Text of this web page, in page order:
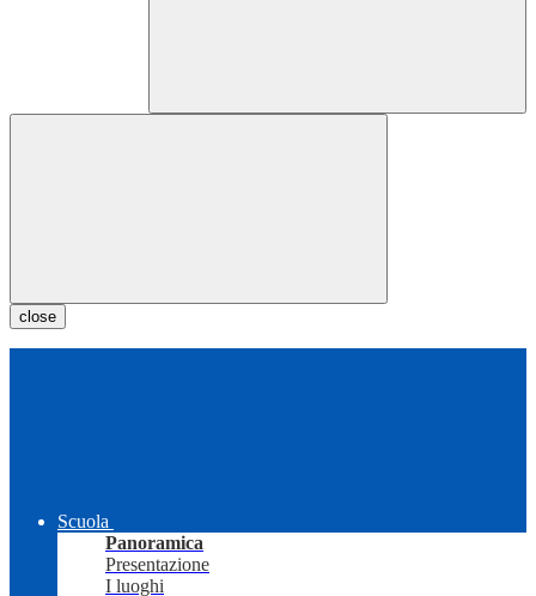
close
Scuola
Panoramica
Presentazione
I luoghi